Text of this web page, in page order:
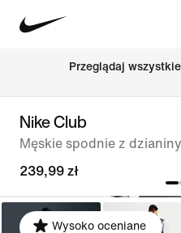
Przeglądaj
Nike Club
Męskie spodnie z
239,99 zł
Wysoko oceniane